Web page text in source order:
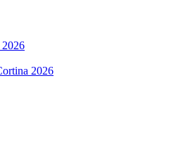
2026